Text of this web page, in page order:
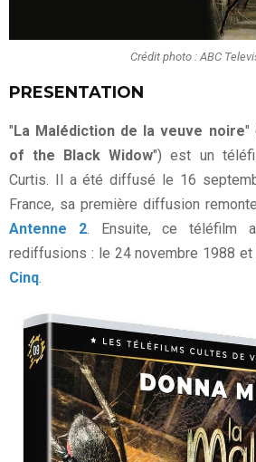
Crédit photo : ABC
PRESENTATION
"La Malédiction de la veuve noire"
of the Black Widow") est un
Curtis. Il a été diffusé le 16
France, sa première diffusion
Antenne 2. Ensuite, ce téléfilm
rediffusions : le 24 novembre 1988
Cinq.